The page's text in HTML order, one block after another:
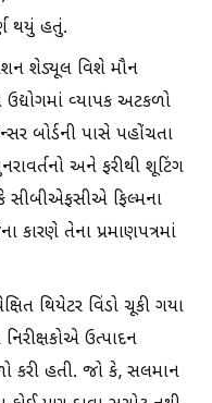
થયું હતું.
શેડ્યૂલ વિશે મૌન
વ્યાપક અટકળો
બોર્ડની પાસે પહોંચતા
અને ફરીથી શૂટિંગ
સીબીએફસીએ ફિલ્મના
કારણે તેના પ્રમાણપત્રમાં
થિયેટર વિંડો ચૂકી ગયા
ઉત્પાદન
હતી. જો કે, સલમાન